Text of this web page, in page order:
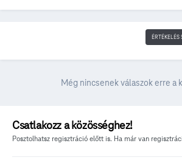
ÉRTÉKELÉS
Még nincsenek válaszok erre a
Csatlakozz a közösséghez!
Posztolhatsz regisztráció előtt is. Ha már van